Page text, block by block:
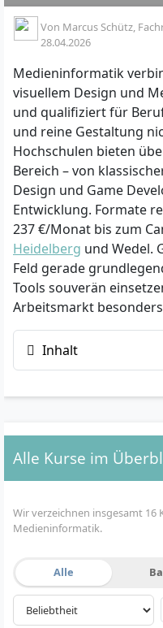
Von Marcus Schütz,
28.04.2026
Medieninformatik
visuellem Design und
und qualifiziert für
und reine Gestaltung
Hochschulen bieten
Bereich – von
Design und Game
Entwicklung. Formate
237 €/Monat bis zum
Heidelberg und Wedel.
Feld gerade
Tools souverän
Arbeitsmarkt
Inhalt
Alle Kurse im
Wir verzeichnen insgesamt 16
Medieninformatik.
Alle